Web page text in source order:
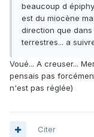
beaucoup d
est du miocène
direction que
terrestres... a
Voué... A creuser...
pensais pas
n'est pas réglée)
Citer